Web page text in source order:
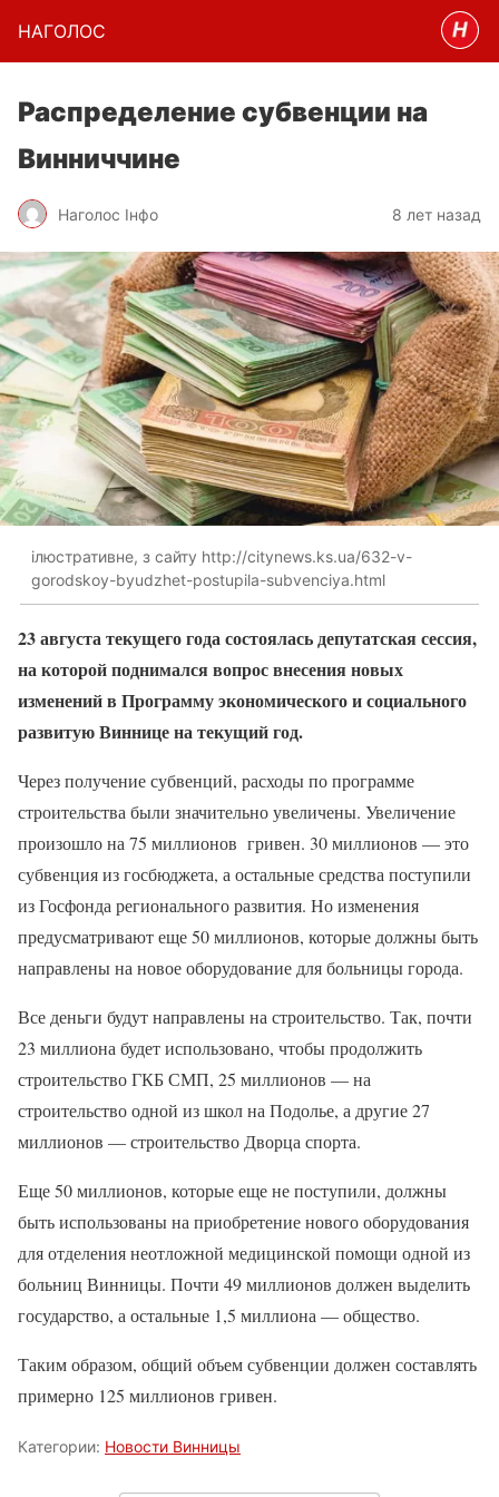
НАГОЛОC
Распределение субвенции на
Винниччине
Наголос Інфо 8 лет назад
ілюстративне, з сайту http://citynews.ks.ua/632-v-
gorodskoy-byudzhet-postupila-subvenciya.html
23 августа текущего года состоялась депутатская сессия,
на которой поднимался вопрос внесения новых
изменений в Программу экономического и социального
развитую Виннице на текущий год.
Через получение субвенций, расходы по программе
строительства были значительно увеличены. Увеличение
произошло на 75 миллионов гривен. 30 миллионов — это
субвенция из госбюджета, а остальные средства поступили
из Госфонда регионального развития. Но изменения
предусматривают еще 50 миллионов, которые должны быть
направлены на новое оборудование для больницы города.
Все деньги будут направлены на строительство. Так, почти
23 миллиона будет использовано, чтобы продолжить
строительство ГКБ СМП, 25 миллионов — на
строительство одной из школ на Подолье, а другие 27
миллионов — строительство Дворца спорта.
Еще 50 миллионов, которые еще не поступили, должны
быть использованы на приобретение нового оборудования
для отделения неотложной медицинской помощи одной из
больниц Винницы. Почти 49 миллионов должен выделить
государство, а остальные 1,5 миллиона — общество.
Таким образом, общий объем субвенции должен составлять
примерно 125 миллионов гривен.
Категории: Новости Винницы